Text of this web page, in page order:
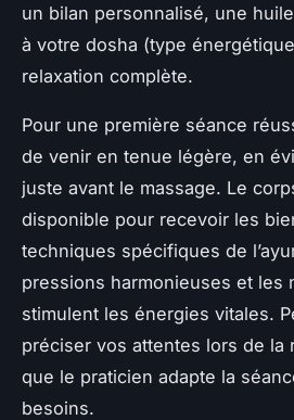
un bilan personnalisé, une
à votre dosha (type
relaxation complète.
Pour une première séance
de venir en tenue légère, en
juste avant le massage. Le
disponible pour recevoir les
techniques spécifiques de
pressions harmonieuses et les
stimulent les énergies vitales.
préciser vos attentes lors de la
que le praticien adapte la
besoins.